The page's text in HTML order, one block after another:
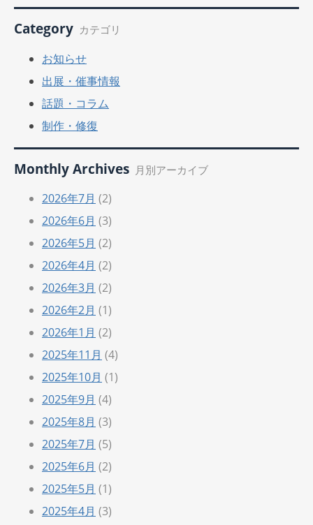
Category カテゴリ
お知らせ
出展・催事情報
話題・コラム
制作・修復
Monthly Archives 月別アーカイブ
2026年7月 (2)
2026年6月 (3)
2026年5月 (2)
2026年4月 (2)
2026年3月 (2)
2026年2月 (1)
2026年1月 (2)
2025年11月 (4)
2025年10月 (1)
2025年9月 (4)
2025年8月 (3)
2025年7月 (5)
2025年6月 (2)
2025年5月 (1)
2025年4月 (3)